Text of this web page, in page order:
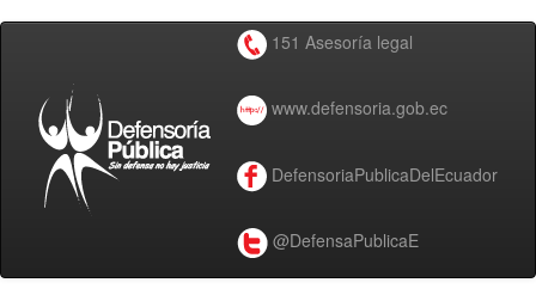
151 Asesoría legal
www.defensoria.gob.ec
DefensoriaPublicaDelEcuador
@DefensaPublicaE